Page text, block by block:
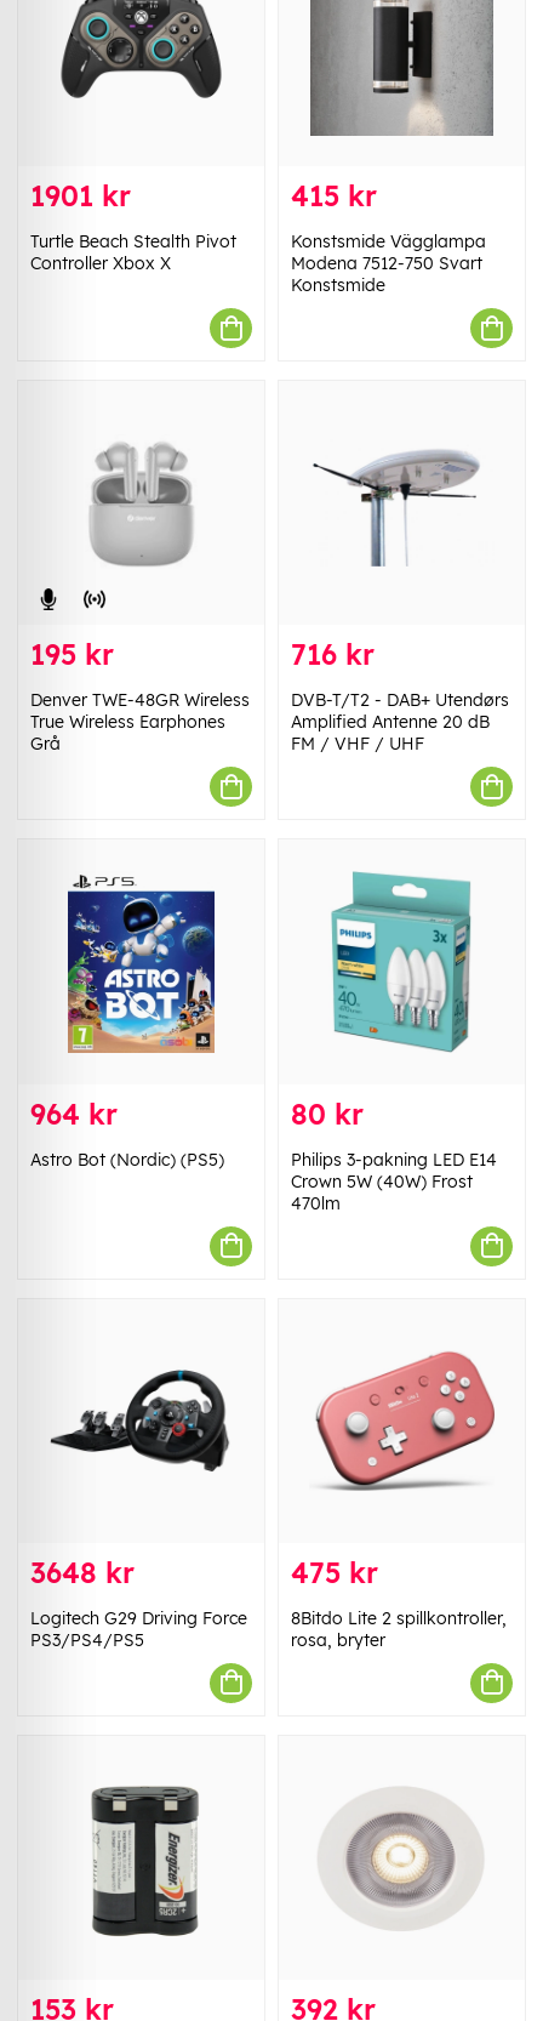
1901 kr
Turtle Beach Stealth Pivot
Controller Xbox X
415 kr
Konstsmide Vägglampa
Modena 7512-750 Svart
Konstsmide
195 kr
Denver TWE-48GR Wireless
True Wireless Earphones
Grå
716 kr
DVB-T/T2 - DAB+ Utendørs
Amplified Antenne 20 dB
FM / VHF / UHF
964 kr
Astro Bot (Nordic) (PS5)
80 kr
Philips 3-pakning LED E14
Crown 5W (40W) Frost
470lm
3648 kr
Logitech G29 Driving Force
PS3/PS4/PS5
475 kr
8Bitdo Lite 2 spillkontroller,
rosa, bryter
153 kr 392 kr